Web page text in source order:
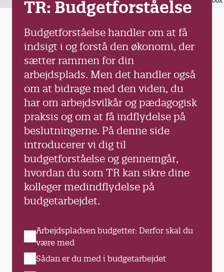
TR: Budgetforståelse
Budgetforståelse handler om at få
indsigt i og forstå den økonomi, der
sætter rammen for din
arbejdsplads. Men det handler også
om at bidrage med den viden, du
har om arbejdsvilkår og pædagogisk
praksis og om at få indflydelse på
beslutningerne. På denne side
introducerer vi dig til
budgetforståelse og gennemgår,
hvordan du som TR kan sikre dine
kolleger medindflydelse på
budgetarbejdet.
Arbejdspladsen budgetter: Derfor skal du
være med
Sådan er du med i budgetarbejdet